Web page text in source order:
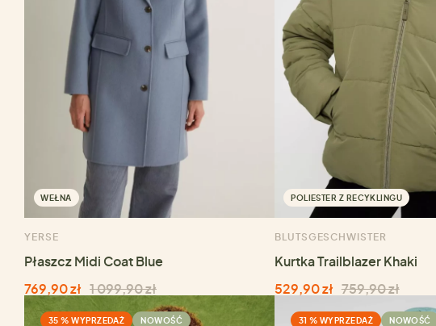
WEŁNA
YERSE
Płaszcz Midi Coat Blue
769,90 zł 1 099,90 zł
POLIESTER Z RECYKLINGU
BLUTSGESCHWISTER
Kurtka Trailblazer Khaki
529,90 zł 759,90 zł
35 % WYPRZEDAŻ NOWOŚĆ 31 % WYPRZEDAŻ NOWOŚĆ